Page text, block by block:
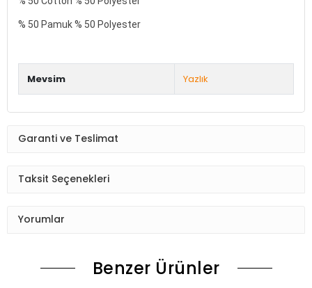
% 50 Pamuk % 50 Polyester
Mevsim Yazlık
Garanti ve Teslimat
Taksit Seçenekleri
Yorumlar
Benzer Ürünler